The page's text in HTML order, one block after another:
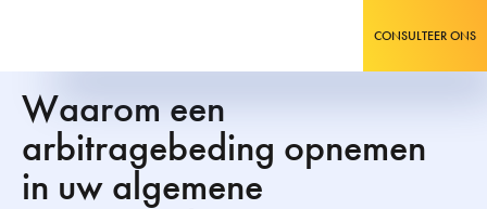
CONSULTEER ONS
Waarom een
arbitragebeding opnemen
in uw algemene